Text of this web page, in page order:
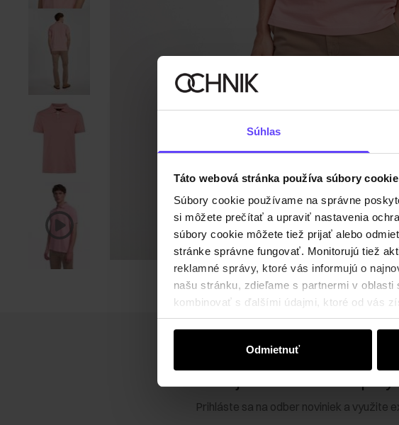
Súhlas
Táto webová stránka používa súbory cookie
Súbory cookie používame na správne
si môžete prečítať a upraviť nastavenia
súbory cookie môžete tiež prijať alebo
stránke správne fungovať. Monitorujú tiež
reklamné správy, ktoré vás informujú o
našu stránku, zdieľame s partnermi v
kombinovať s ďalšími údajmi, ktoré od vás
Odmietnuť
Prihláste sa na odber noviniek a využite